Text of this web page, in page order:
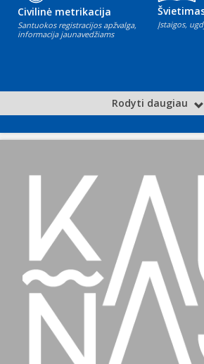
Civilinė metrikacija
Santuokos registracijos apžvalga,
informacija jaunavedžiams
Įstaigos,
Rodyti daugiau